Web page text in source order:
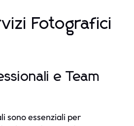
Fotografici
e Team
sono essenziali per